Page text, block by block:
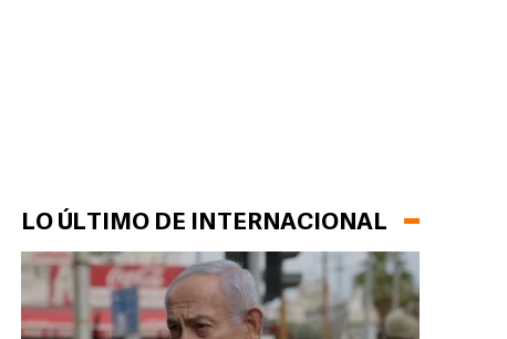
LO ÚLTIMO DE INTERNACIONAL